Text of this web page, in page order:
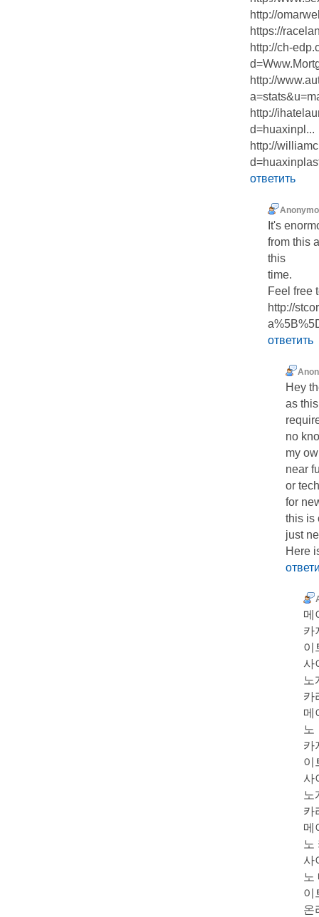
http://
https://
http://ch-
http://
http://
d=huaxinpl...
http://
ответить
It's
from this
this
time.
Feel free
http://
ответить
Hey
as this
no
my
near
or
for
this is
just
Here
메
카
이
사
노
카
메
노
카
이
사
노
카
메
노
사
노
이
온